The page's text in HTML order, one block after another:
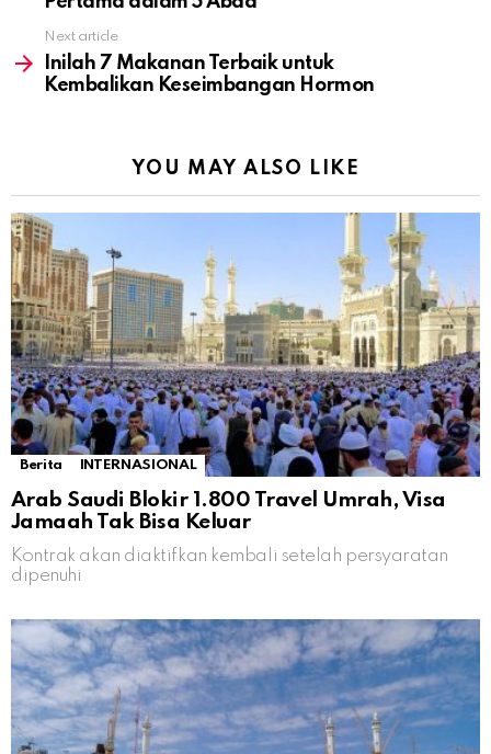
Next article
Inilah 7 Makanan Terbaik untuk
Kembalikan Keseimbangan Hormon
YOU MAY ALSO LIKE
Berita INTERNASIONAL
Arab Saudi Blokir 1.800 Travel Umrah, Visa
Jamaah Tak Bisa Keluar
Kontrak akan diaktifkan kembali setelah persyaratan
dipenuhi